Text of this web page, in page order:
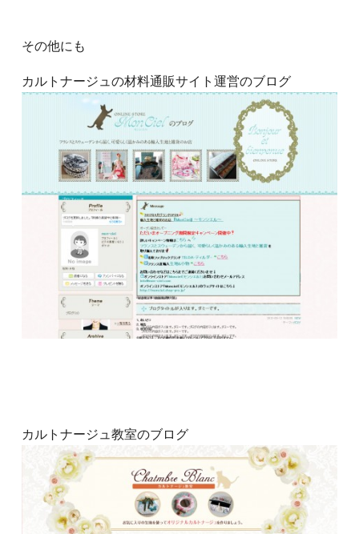
その他にも
カルトナージュの材料通販サイト運営のブログ
カルトナージュ教室のブログ